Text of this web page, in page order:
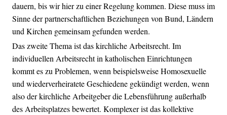
dauern, bis wir hier zu einer Regelung kommen. Diese muss im
Sinne der partnerschaftlichen Beziehungen von Bund, Ländern
und Kirchen gemeinsam gefunden werden.
Das zweite Thema ist das kirchliche Arbeitsrecht. Im
individuellen Arbeitsrecht in katholischen Einrichtungen
kommt es zu Problemen, wenn beispielsweise Homosexuelle
und wiederverheiratete Geschiedene gekündigt werden, wenn
also der kirchliche Arbeitgeber die Lebensführung außerhalb
des Arbeitsplatzes bewertet. Komplexer ist das kollektive